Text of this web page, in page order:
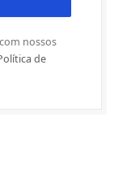
nossos
de